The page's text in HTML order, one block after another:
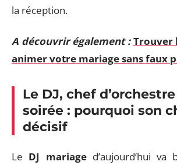
la réception.
A découvrir également : Trouver
animer votre mariage sans faux
Le DJ, chef
soirée : pourquoi son
décisif
Le DJ mariaged’aujourd’hui va